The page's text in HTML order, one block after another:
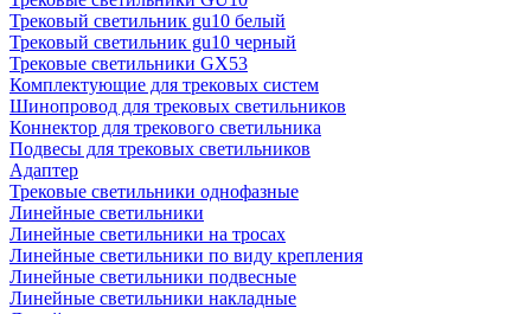
Трековый светильник gu10 белый
Трековый светильник gu10 черный
Трековые светильники GX53
Комплектующие для трековых систем
Шинопровод для трековых светильников
Коннектор для трекового светильника
Подвесы для трековых светильников
Адаптер
Трековые светильники однофазные
Линейные светильники
Линейные светильники на тросах
Линейные светильники по виду крепления
Линейные светильники подвесные
Линейные светильники накладные